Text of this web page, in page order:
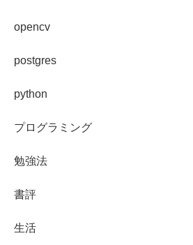
opencv
postgres
python
プログラミング
勉強法
書評
生活